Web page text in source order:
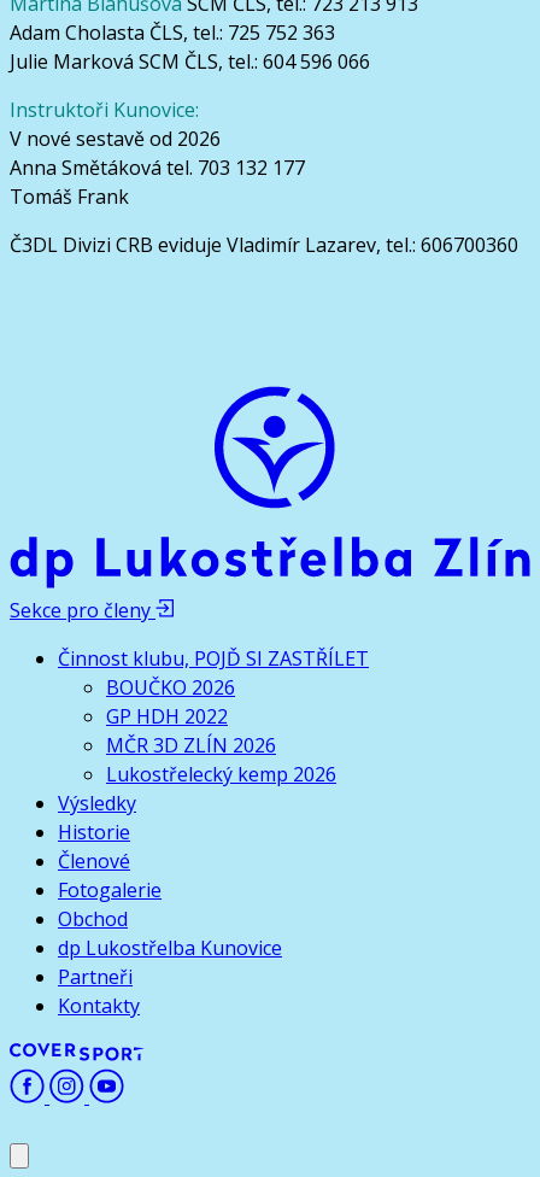
Adam Cholasta ČLS, tel.: 725 752 363
Julie Marková SCM ČLS, tel.: 604 596 066
Instruktoři Kunovice:
V nové sestavě od 2026
Anna Smětáková tel. 703 132 177
Tomáš Frank
Č3DL Divizi CRB eviduje Vladimír Lazarev, tel.: 606700360
Sekce pro členy
Činnost klubu, POJĎ SI ZASTŘÍLET
BOUČKO 2026
GP HDH 2022
MČR 3D ZLÍN 2026
Lukostřelecký kemp 2026
Výsledky
Historie
Členové
Fotogalerie
Obchod
dp Lukostřelba Kunovice
Partneři
Kontakty